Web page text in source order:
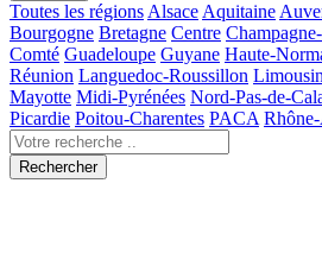
Toutes les régions Alsace Aquitaine
Bourgogne Bretagne Centre
Comté Guadeloupe Guyane Haute-
Réunion Languedoc-Roussillon Limousin
Mayotte Midi-Pyrénées Nord-Pas-de-
Picardie Poitou-Charentes PACA
Rechercher